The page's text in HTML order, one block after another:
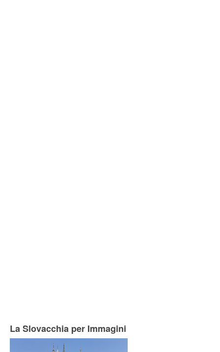
La Slovacchia per Immagini